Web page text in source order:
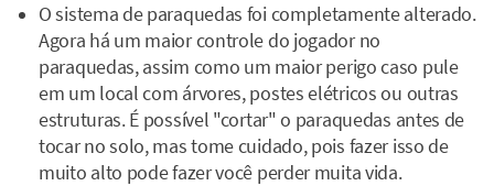
O sistema de paraquedas foi completamente alterado.
Agora há um maior controle do jogador no
paraquedas, assim como um maior perigo caso pule
em um local com árvores, postes elétricos ou outras
estruturas. É possível "cortar" o paraquedas antes de
tocar no solo, mas tome cuidado, pois fazer isso de
muito alto pode fazer você perder muita vida.